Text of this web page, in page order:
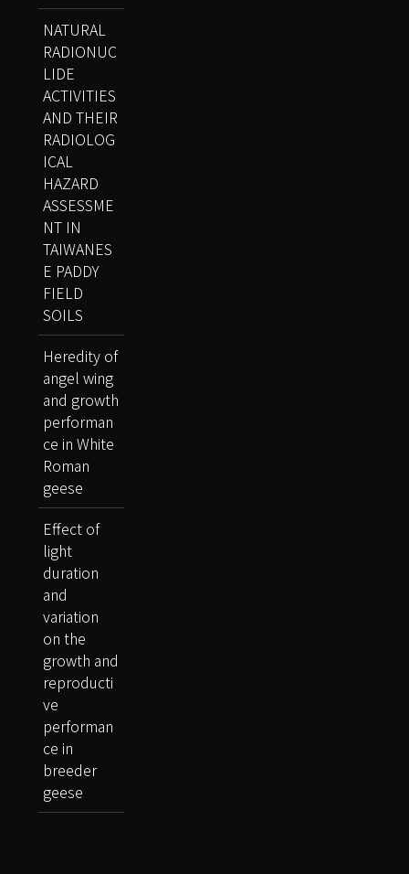
NATURAL
RADIONUC
LIDE
ACTIVITIES
AND THEIR
RADIOLOG
ICAL
HAZARD
ASSESSME
NT IN
TAIWANES
E PADDY
FIELD
SOILS
Heredity of
angel wing
and growth
performan
ce in White
Roman
geese
Effect of
light
duration
and
variation
on the
growth and
reproducti
ve
performan
ce in
breeder
geese